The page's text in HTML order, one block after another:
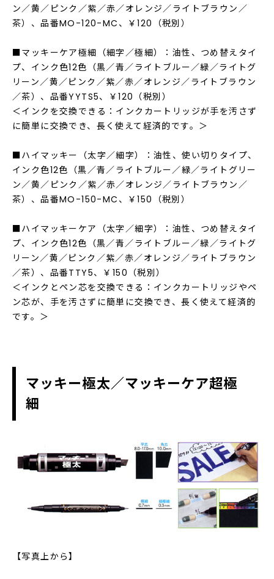
ン／黄／ピンク／紫／赤／オレンジ／ライトブラウン／
茶）、品番MO-120-MC、￥120（税別）
■マッキーケア極細（細字／極細）：油性、つめ替えタイ
プ、インク色12色（黒／青／ライトブルー／緑／ライトグ
リーン／黄／ピンク／紫／赤／オレンジ／ライトブラウン
／茶）、品番YYTS5、￥120（税別）
＜インクを交換できる：インクカートリッジが手を汚さず
に簡単に交換でき、長く使えて経済的です。＞
■ハイマッキー（太字／細字）：油性、使い切りタイプ、
インク色12色（黒／青／ライトブルー／緑／ライトグリー
ン／黄／ピンク／紫／赤／オレンジ／ライトブラウン／
茶）、品番MO-150-MC、￥150（税別）
■ハイマッキーケア（太字／細字）：油性、つめ替えタイ
プ、インク色12色（黒／青／ライトブルー／緑／ライトグ
リーン／黄／ピンク／紫／赤／オレンジ／ライトブラウン
／茶）、品番TTY5、￥150（税別）
＜インクとペン芯を交換できる：インクカートリッジやペ
ン芯が、手を汚さずに簡単に交換でき、長く使えて経済的
です。＞
マッキー極太／マッキーケア超極
細
【写真上から】